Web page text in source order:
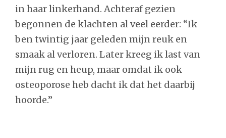
in haar linkerhand. Achteraf gezien
begonnen de klachten al veel eerder: “Ik
ben twintig jaar geleden mijn reuk en
smaak al verloren. Later kreeg ik last van
mijn rug en heup, maar omdat ik ook
osteoporose heb dacht ik dat het daarbij
hoorde.”